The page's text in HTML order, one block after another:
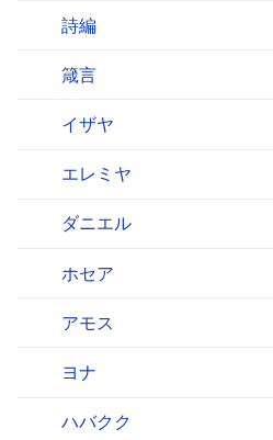
詩編
箴言
イザヤ
エレミヤ
ダニエル
ホセア
アモス
ヨナ
ハバクク